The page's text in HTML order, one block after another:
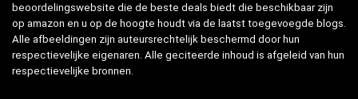
beoordelingswebsite die de beste deals biedt die beschikbaar zijn
op amazon en u op de hoogte houdt via de laatst toegevoegde blogs.
Alle afbeeldingen zijn auteursrechtelijk beschermd door hun
respectievelijke eigenaren. Alle geciteerde inhoud is afgeleid van hun
respectievelijke bronnen.